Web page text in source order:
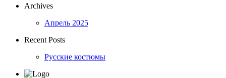
Archives
Апрель 2025
Recent Posts
Русские костюмы